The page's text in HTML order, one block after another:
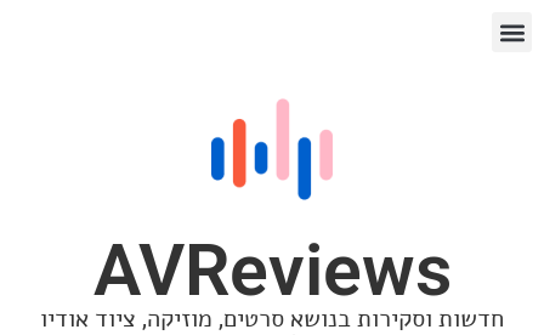
בנושא סרטים, מוזיקה, ציוד אודיו